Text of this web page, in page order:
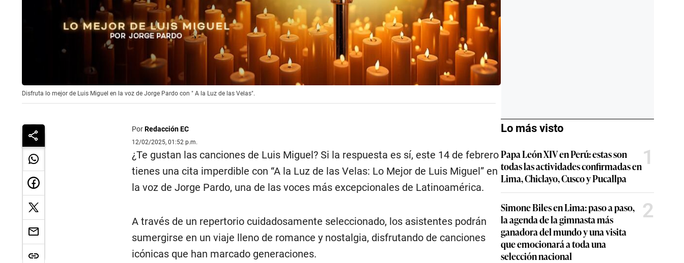
Disfruta lo mejor de Luis Miguel en la voz de Jorge Pardo con " A la Luz de las Velas".
PorRedacción EC
12/02/2025, 01:52 p.m.
¿Te gustan las canciones de Luis Miguel? Si la respuesta es sí, este 14 de febrero
tienes una cita imperdible con “A la Luz de las Velas: Lo Mejor de Luis Miguel” en
la voz de Jorge Pardo, una de las voces más excepcionales de Latinoamérica.
A través de un repertorio cuidadosamente seleccionado, los asistentes podrán
sumergirse en un viaje lleno de romance y nostalgia, disfrutando de canciones
icónicas que han marcado generaciones.
Lo más visto
Papa León XIV en Perú: estas son
todas las actividades confirmadas en
Lima, Chiclayo, Cusco y Pucallpa
1
Simone Biles en Lima: paso a paso,
la agenda de la gimnasta más
ganadora del mundo y una visita
que emocionará a toda una
selección nacional
2